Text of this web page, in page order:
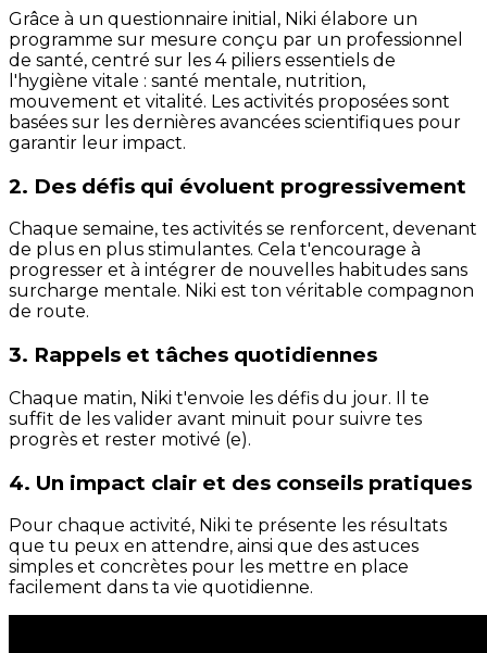
Grâce à un questionnaire initial, Niki élabore un
programme sur mesure conçu par un professionnel
de santé, centré sur les 4 piliers essentiels de
l'hygiène vitale : santé mentale, nutrition,
mouvement et vitalité. Les activités proposées sont
basées sur les dernières avancées scientifiques pour
garantir leur impact.
2. Des défis qui évoluent progressivement
Chaque semaine, tes activités se renforcent, devenant
de plus en plus stimulantes. Cela t'encourage à
progresser et à intégrer de nouvelles habitudes sans
surcharge mentale. Niki est ton véritable compagnon
de route.
3. Rappels et tâches quotidiennes
Chaque matin, Niki t'envoie les défis du jour. Il te
suffit de les valider avant minuit pour suivre tes
progrès et rester motivé (e).
4. Un impact clair et des conseils pratiques
Pour chaque activité, Niki te présente les résultats
que tu peux en attendre, ainsi que des astuces
simples et concrètes pour les mettre en place
facilement dans ta vie quotidienne.